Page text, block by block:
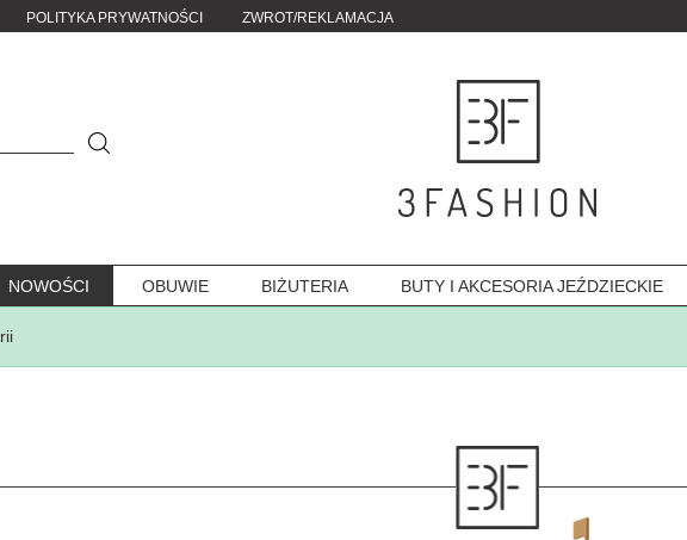
POLITYKA PRYWATNOŚCI ZWROT/REKLAMACJA
NOWOŚCI OBUWIE BIŻUTERIA BUTY I AKCESORIA JEŹDZIECKIE